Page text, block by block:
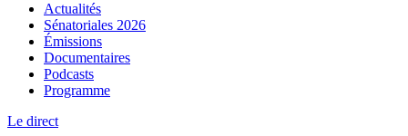
Actualités
Sénatoriales 2026
Émissions
Documentaires
Podcasts
Programme
Le direct